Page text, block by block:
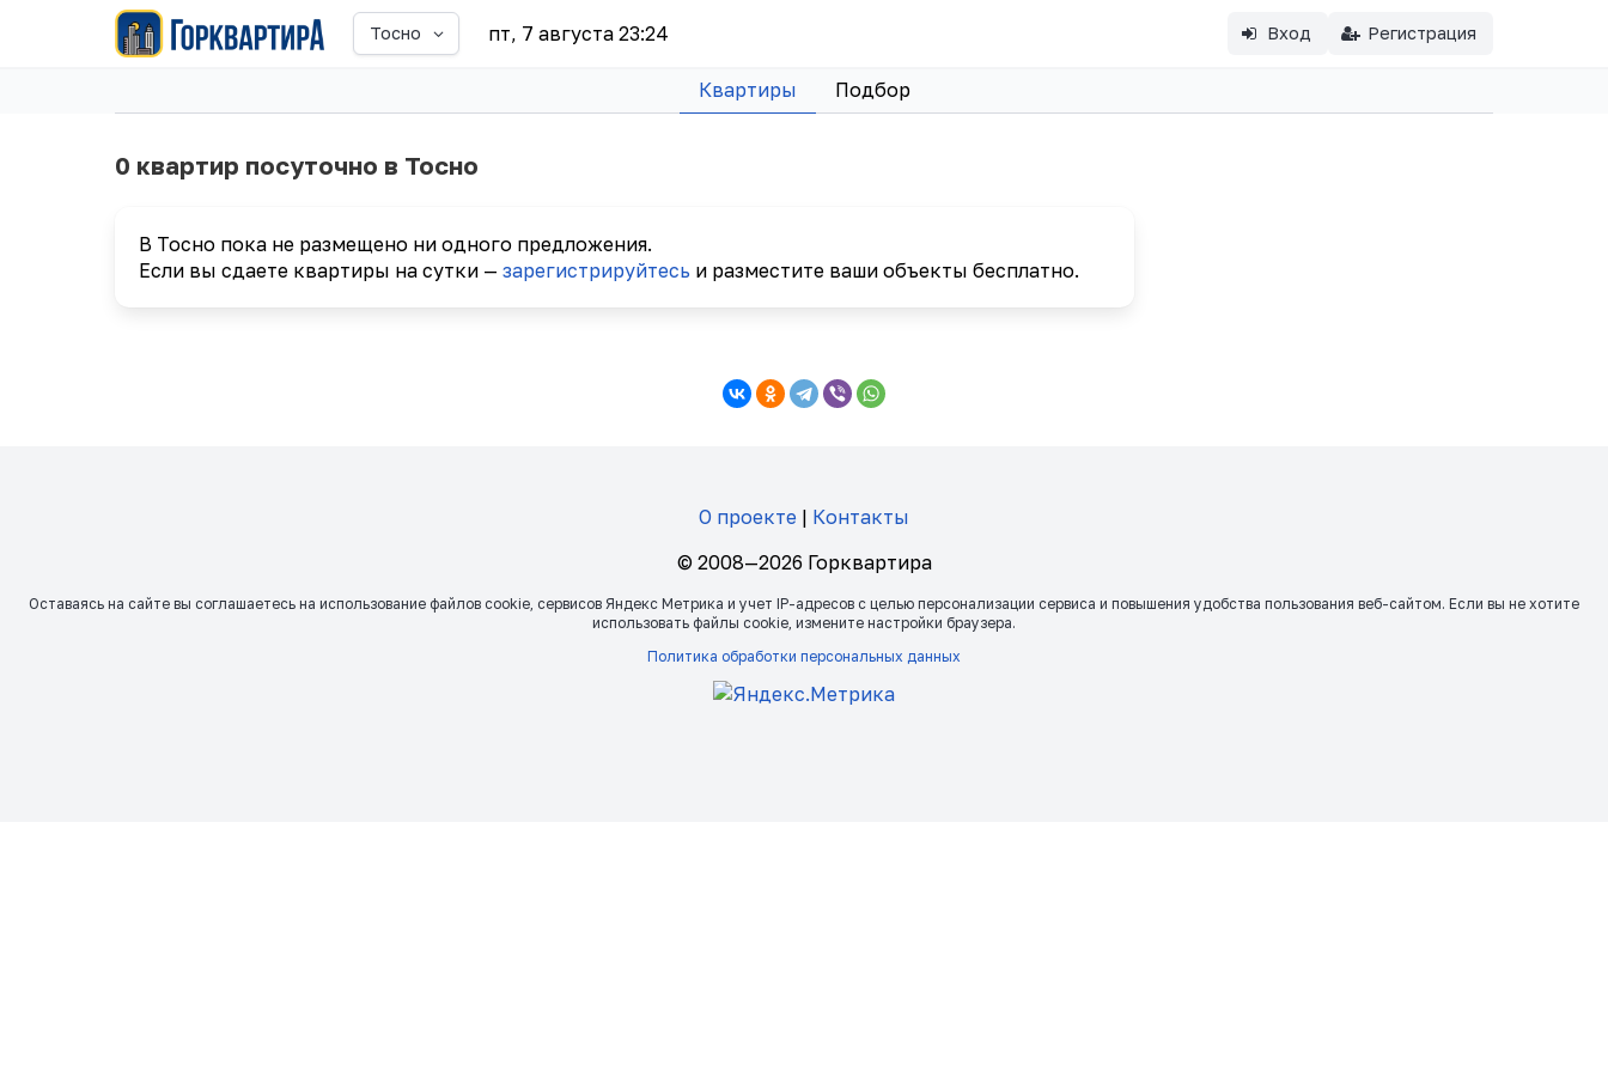
Тосно пт, 7 августа 23:24 Вход Регистрация
Квартиры Подбор
0 квартир посуточно в Тосно
В Тосно пока не размещено ни одного предложения.
Если вы сдаете квартиры на сутки — зарегистрируйтесь и разместите ваши объекты бесплатно.
О проекте | Контакты
© 2008—2026 Горквартира
Оставаясь на сайте вы соглашаетесь на использование файлов сookie, сервисов Яндекс Метрика и учет IP-адресов с целью персонализации сервиса и повышения удобства пользования веб-сайтом. Если вы не хотите
использовать файлы сookie, измените настройки браузера.
Политика обработки персональных данных